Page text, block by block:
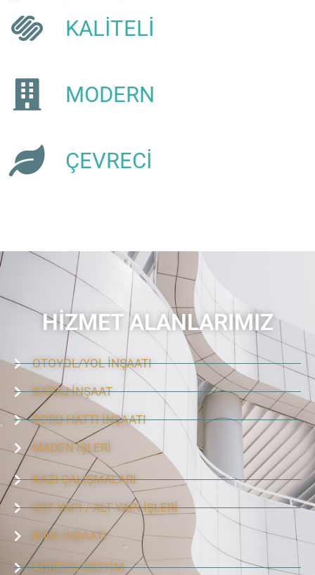
KALİTELİ
MODERN
ÇEVRECİ
HİZMET ALANLARIMIZ
OTOYOL/YOL İNŞAATI
BARAJ İNŞAAT
BORU HATTI İNŞAATI
MADEN İŞLERİ
KAZI ÇALIŞMALARI
ÜST YAPI / ALT YAPI İŞLERİ
BİNA İNŞAATI
AGREGA ÜRETİM